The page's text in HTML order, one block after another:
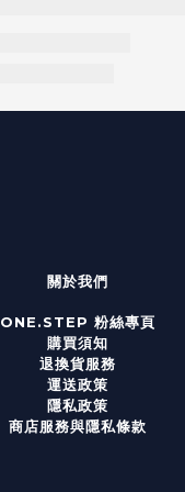
關於我們
ONE.STEP 粉絲專頁
購買須知
退換貨服務
運送政策
隱私政策
商店服務與隱私條款